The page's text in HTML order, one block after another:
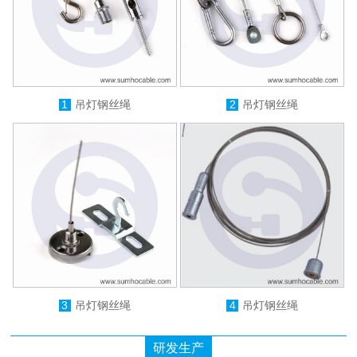
1 吊灯钢丝绳 2 吊灯钢丝绳
3 吊灯钢丝绳 4 吊灯钢丝绳
研发生产